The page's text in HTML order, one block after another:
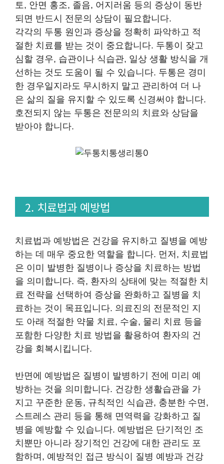
토, 안면 홍조, 졸음, 어지러움 등의 증상이 동반
되면 반드시 전문의 상담이 필요합니다.
각각의 두통 원인과 증상을 정확히 파악하고 적
절한 치료를 받는 것이 중요합니다. 두통이 잦고
심할 경우, 습관이나 식습관, 일상 생활 방식을 개
선하는 것도 도움이 될 수 있습니다. 두통은 경미
한 경우일지라도 무시하지 말고 관리하여 더 나
은 삶의 질을 유지할 수 있도록 신경써야 합니다.
호전되지 않는 두통은 전문의의 치료와 상담을
받아야 합니다.
2. 치료법과 예방법
치료법과 예방법은 건강을 유지하고 질병을 예방
하는 데 매우 중요한 역할을 합니다. 먼저, 치료법
은 이미 발병한 질병이나 증상을 치료하는 방법
을 의미합니다. 즉, 환자의 상태에 맞는 적절한 치
료 전략을 선택하여 증상을 완화하고 질병을 치
료하는 것이 목표입니다. 의료진의 전문적인 지
도 아래 적절한 약물 치료, 수술, 물리 치료 등을
포함한 다양한 치료 방법을 활용하여 환자의 건
강을 회복시킵니다.
반면에 예방법은 질병이 발병하기 전에 미리 예
방하는 것을 의미합니다. 건강한 생활습관을 가
지고 꾸준한 운동, 규칙적인 식습관, 충분한 수면,
스트레스 관리 등을 통해 면역력을 강화하고 질
병을 예방할 수 있습니다. 예방법은 단기적인 조
치뿐만 아니라 장기적인 건강에 대한 관리도 포
함하며, 예방적인 접근 방식이 질병 예방과 건강